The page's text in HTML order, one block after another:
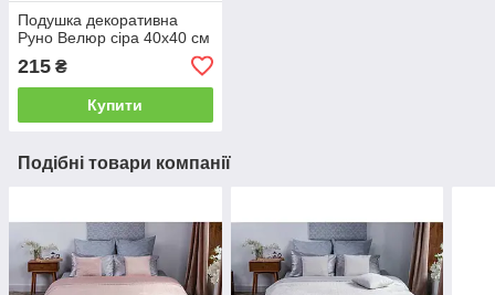
Подушка декоративна
Руно Велюр сіра 40х40 см
215 ₴
Купити
Подібні товари компанії